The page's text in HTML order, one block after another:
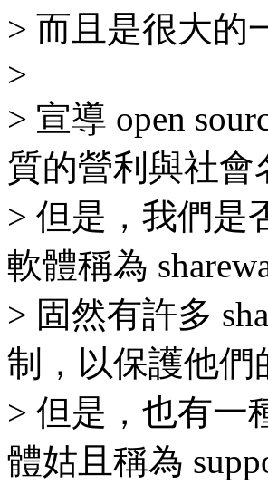
> 而且是很大的
>
> 宣導 open
質的營利與社會
> 但是，我們是
軟體稱為
> 固然有許多
制，以保護他們
> 但是，也有一
體姑且稱為